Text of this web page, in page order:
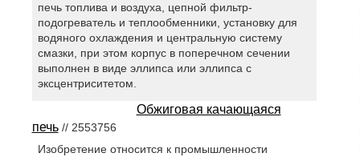
печь топлива и воздуха, цепной фильтр-
подогреватель и теплообменники, установку для
водяного охлаждения и центральную систему
смазки, при этом корпус в поперечном сечении
выполнен в виде эллипса или эллипса с
эксцентриситетом.
Обжиговая качающаяся
печь// 2553756
Изобретение относится к промышленности